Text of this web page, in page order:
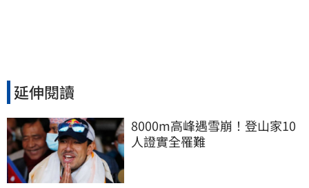
延伸閱讀
8000m高峰遇雪崩！登山家10
人證實全罹難